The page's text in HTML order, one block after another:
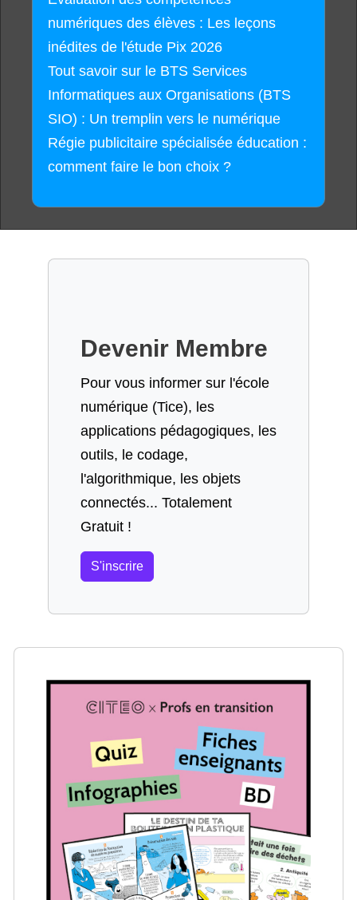
numériques des élèves : Les leçons
inédites de l'étude Pix 2026
Tout savoir sur le BTS Services
Informatiques aux Organisations (BTS
SIO) : Un tremplin vers le numérique
Régie publicitaire spécialisée éducation :
comment faire le bon choix ?
Devenir Membre
Pour vous informer sur l'école
numérique (Tice), les
applications pédagogiques, les
outils, le codage,
l'algorithmique, les objets
connectés... Totalement
Gratuit !
S'inscrire